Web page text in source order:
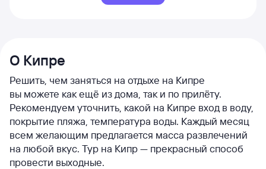
О Кипре
Решить, чем заняться на отдыхе на Кипре
вы можете как ещё из дома, так и по прилёту.
Рекомендуем уточнить, какой на Кипре вход в воду,
покрытие пляжа, температура воды. Каждый месяц
всем желающим предлагается масса развлечений
на любой вкус. Тур на Кипр — прекрасный способ
провести выходные.